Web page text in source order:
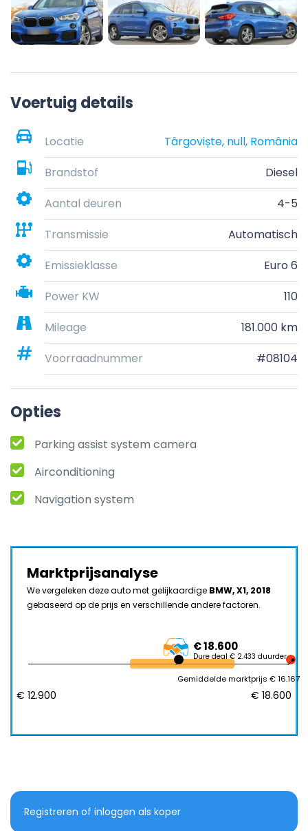
Voertuig details
Locatie
Târgoviște, null, România
Brandstof
Diesel
Aantal deuren
4-5
Transmissie
Automatisch
Emissieklasse
Euro 6
Power KW
110
Mileage
181.000 km
Voorraadnummer
#08104
Opties
Parking assist system camera
Airconditioning
Navigation system
Marktprijsanalyse
We vergeleken deze auto met gelijkaardige BMW, X1, 2018
gebaseerd op de prijs en verschillende andere factoren.
€ 18.600
Dure deal € 2.433 duurder
Gemiddelde marktprijs € 16.167
€ 12.900 € 18.600
Registreren of inloggen als koper